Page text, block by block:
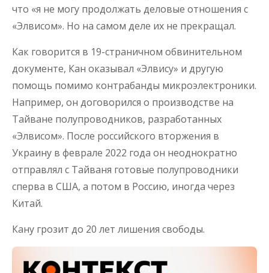
что «я не могу продолжать деловые отношения с
«Элвисом». Но на самом деле их не прекращал.
Как говорится в 19-страничном обвинительном
документе, Кан оказывал «Элвису» и другую
помощь помимо контрабанды микроэлектроники.
Например, он договорился о производстве на
Тайване полупроводников, разработанных
«Элвисом». После российского вторжения в
Украину в феврале 2022 года он неоднократно
отправлял с Тайваня готовые полупроводники
сперва в США, а потом в Россию, иногда через
Китай.
Кану грозит до 20 лет лишения свободы.